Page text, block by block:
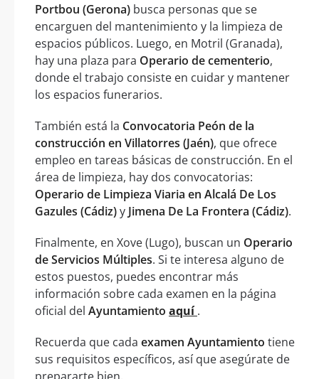
Portbou (Gerona) busca personas que se
encarguen del mantenimiento y la limpieza de
espacios públicos. Luego, en Motril (Granada),
hay una plaza para Operario de cementerio,
donde el trabajo consiste en cuidar y mantener
los espacios funerarios.
También está la Convocatoria Peón de la
construcción en Villatorres (Jaén), que ofrece
empleo en tareas básicas de construcción. En el
área de limpieza, hay dos convocatorias:
Operario de Limpieza Viaria en Alcalá De Los
Gazules (Cádiz)y Jimena De La Frontera (Cádiz).
Finalmente, en Xove (Lugo), buscan un Operario
de Servicios Múltiples. Si te interesa alguno de
estos puestos, puedes encontrar más
información sobre cada examen en la página
oficial del Ayuntamiento aquí.
Recuerda que cada examen Ayuntamiento tiene
sus requisitos específicos, así que asegúrate de